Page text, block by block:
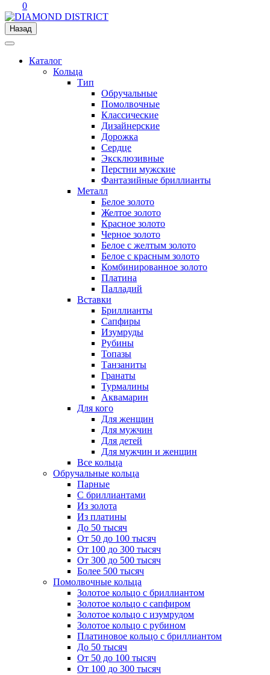
0
Назад
Каталог
Кольца
Тип
Обручальные
Помолвочные
Классические
Дизайнерские
Дорожка
Сердце
Эксклюзивные
Перстни мужские
Фантазийные бриллианты
Металл
Белое золото
Желтое золото
Красное золото
Черное золото
Белое с желтым золото
Белое с красным золото
Комбинированное золото
Платина
Палладий
Вставки
Бриллианты
Сапфиры
Изумруды
Рубины
Топазы
Танзаниты
Гранаты
Турмалины
Аквамарин
Для кого
Для женщин
Для мужчин
Для детей
Для мужчин и женщин
Все кольца
Обручальные кольца
Парные
С бриллиантами
Из золота
Из платины
До 50 тысяч
От 50 до 100 тысяч
От 100 до 300 тысяч
От 300 до 500 тысяч
Более 500 тысяч
Помолвочные кольца
Золотое кольцо с бриллиантом
Золотое кольцо с сапфиром
Золотое кольцо с изумрудом
Золотое кольцо с рубином
Платиновое кольцо с бриллиантом
До 50 тысяч
От 50 до 100 тысяч
От 100 до 300 тысяч